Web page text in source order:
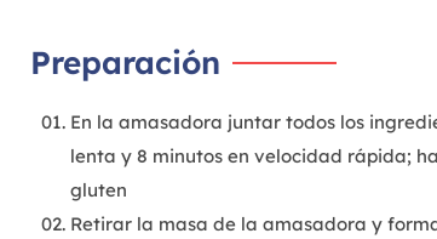
Preparación
En la amasadora juntar todos los
lenta y 8 minutos en velocidad rápida;
gluten
Retirar la masa de la amasadora y